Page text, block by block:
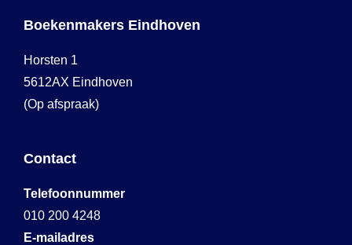
Boekenmakers Eindhoven
Horsten 1
5612AX Eindhoven
(Op afspraak)
Contact
Telefoonnummer
010 200 4248
E-mailadres